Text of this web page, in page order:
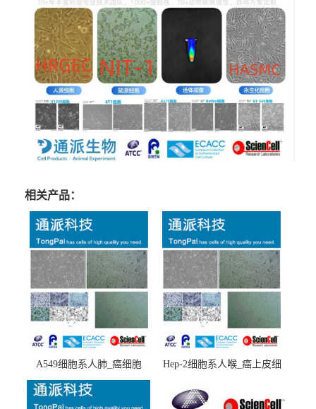
相关产品：
A549细胞系人肺_癌细胞
(A549细胞)
Hep-2细胞系人喉_癌上皮细